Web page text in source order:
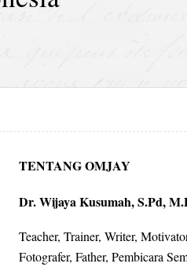
TENTANG OMJAY
Dr. Wijaya Kusumah, S.Pd,
Teacher, Trainer, Writer,
Fotografer, Father, Pembicara